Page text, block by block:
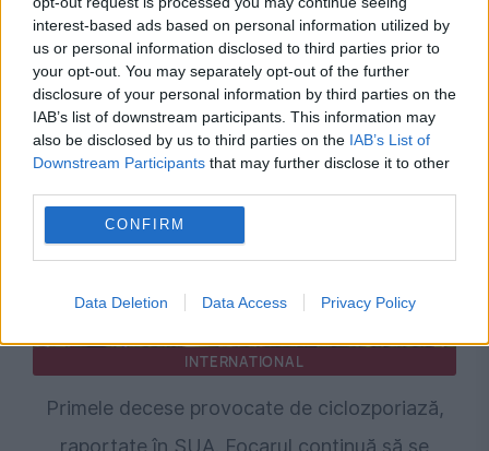
interest-based ads based on personal information utilized by
us or personal information disclosed to third parties prior to
your opt-out. You may separately opt-out of the further
disclosure of your personal information by third parties on the
IAB’s list of downstream participants. This information may
also be disclosed by us to third parties on the IAB’s List of
Downstream Participants that may further disclose it to other
CONFIRM
Data Deletion Data Access Privacy Policy
Și-a ascuns tatăl mort într-un congelator timp
de doi ani și jumătate. Motivul invocat i-a uimit
pe anchetatori
INTERNATIONAL
Primele decese provocate de ciclozporiază,
raportate în SUA. Focarul continuă să se